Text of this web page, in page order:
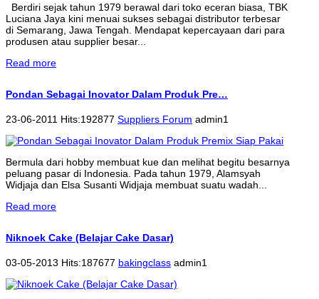
Berdiri sejak tahun 1979 berawal dari toko eceran biasa, TBK
Luciana Jaya kini menuai sukses sebagai distributor terbesar
di Semarang, Jawa Tengah. Mendapat kepercayaan dari para
produsen atau supplier besar...
Read more
Pondan Sebagai Inovator Dalam Produk Pre…
23-06-2011 Hits:192877 Suppliers Forum admin1
Bermula dari hobby membuat kue dan melihat begitu besarnya
peluang pasar di Indonesia. Pada tahun 1979, Alamsyah
Widjaja dan Elsa Susanti Widjaja membuat suatu wadah...
Read more
Niknoek Cake (Belajar Cake Dasar)
03-05-2013 Hits:187677 bakingclass admin1